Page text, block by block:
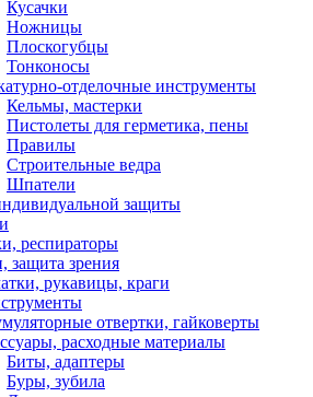
Кусачки
Ножницы
Плоскогубцы
Тонконосы
отделочные инструменты
Кельмы, мастерки
Пистолеты для герметика, пены
Правилы
Строительные ведра
Шпатели
защиты
респираторы
защита зрения
рукавицы, краги
отвертки, гайковерты
расходные материалы
Биты, адаптеры
Буры, зубила